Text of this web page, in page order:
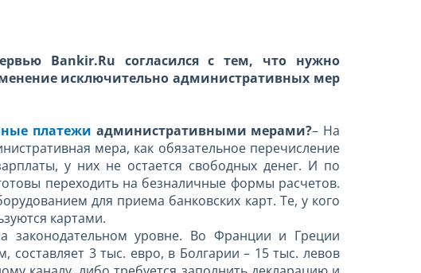
Bankir.Ru согласился с тем, что нужно
исключительно административных мер
платежи административными мерами?– На
мера, как обязательное перечисление
у них не остается свободных денег. И по
переходить на безналичные формы расчетов.
для приема банковских карт. Те, у кого
картами.
законодательном уровне. Во Франции и Греции
3 тыс. евро, в Болгарии – 15 тыс. левов